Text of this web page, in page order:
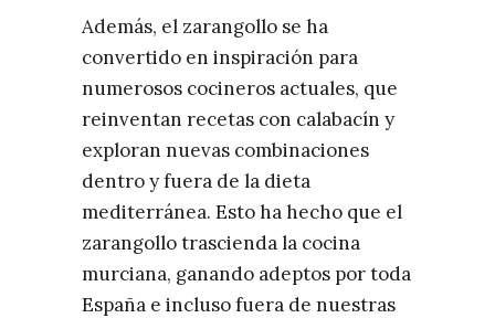
Además, el zarangollo se ha
convertido en inspiración para
numerosos cocineros actuales, que
reinventan recetas con calabacín y
exploran nuevas combinaciones
dentro y fuera de la dieta
mediterránea. Esto ha hecho que el
zarangollo trascienda la cocina
murciana, ganando adeptos por toda
España e incluso fuera de nuestras